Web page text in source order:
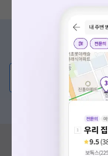
증상/치
의사
💬 무엇이든 물어보세
혹은, 의료상담
혹시 잘못된 병원정
모두닥 팀에 알려주세요!